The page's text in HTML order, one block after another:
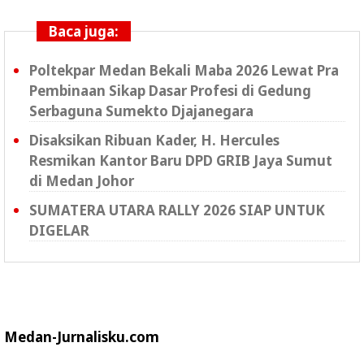
Baca juga:
Poltekpar Medan Bekali Maba 2026 Lewat Pra
Pembinaan Sikap Dasar Profesi di Gedung
Serbaguna Sumekto Djajanegara
Disaksikan Ribuan Kader, H. Hercules
Resmikan Kantor Baru DPD GRIB Jaya Sumut
di Medan Johor
SUMATERA UTARA RALLY 2026 SIAP UNTUK
DIGELAR
Medan-Jurnalisku.com